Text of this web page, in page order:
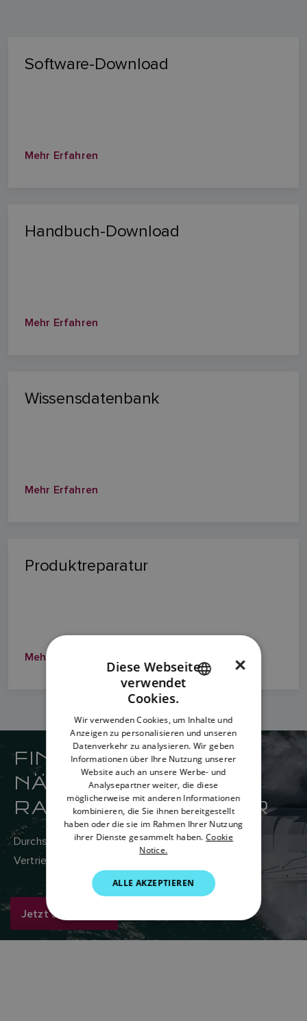
Software-Download
Mehr Erfahren
Handbuch-Download
Mehr Erfahren
Wissensdatenbank
Mehr Erfahren
Produktreparatur
Mehr Erfahren
FINDEN SIE IHREN
NÄCHSTGELEGENEN
RAYMARINE-HÄNDLER
Durchsuchen Sie hier das weltweite Netzwerk von
Vertriebs- und Servicehändlern von Raymarine.
Jetzt suchen
DANISH
ITALIAN
SWEDISH
GERMAN
DUTCH
NORWEGIAN
FINNISH
×
Diese Webseite
verwendet
Cookies.
Wir verwenden Cookies, um Inhalte und
Anzeigen zu personalisieren und unseren
Datenverkehr zu analysieren. Wir geben
Informationen über Ihre Nutzung unserer
Website auch an unsere Werbe- und
Analysepartner weiter, die diese
möglicherweise mit anderen Informationen
kombinieren, die Sie ihnen bereitgestellt
haben oder die sie im Rahmen Ihrer Nutzung
ihrer Dienste gesammelt haben. Cookie
Notice.
ALLE AKZEPTIEREN